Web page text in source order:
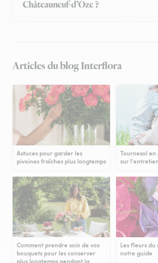
Châteauneuf-d’Oze ?
Articles du blog Interflora
Astuces pour garder les
pivoines fraîches plus longtemps
Tournesol
sur l'entretien
Comment prendre soin de vos
bouquets pour les conserver
Les fleurs du
notre guide